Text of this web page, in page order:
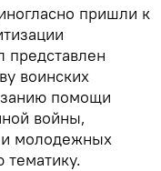
пришли к
представлен
воинских
помощи
войны,
и молодежных
тематику.